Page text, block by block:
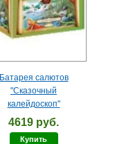
Батарея салютов
"Сказочный
калейдоскоп"
4619 руб.
Купить